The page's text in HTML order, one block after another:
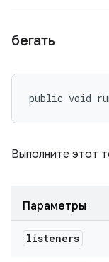
бегать
public void
Выполните этот
Параметры
listeners